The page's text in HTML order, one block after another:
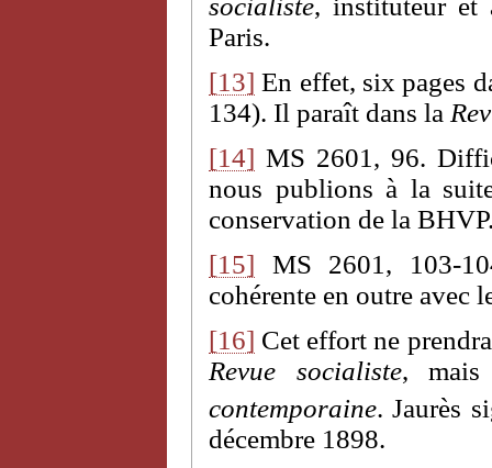
socialiste, instituteur et
Paris.
[13] En effet, six pages
134). Il paraît dans la
[14] MS 2601, 96.
nous publions à la
conservation de la
[15] MS 2601, 103-
cohérente en outre avec
[16] Cet effort ne
Revue socialiste,
contemporaine. Jaurès
décembre 1898.